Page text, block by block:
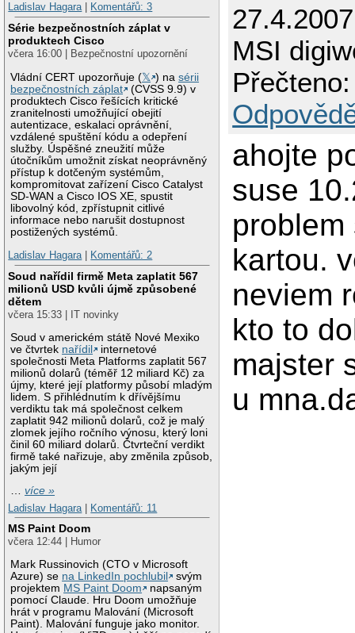
Ladislav Hagara| Komentářů: 3
Série bezpečnostních záplat v
produktech Cisco
včera 16:00 | Bezpečnostní upozornění
Vládní CERT upozorňuje (𝕏 ) nasérii
bezpečnostních záplat
(CVSS 9.9) v
produktech Cisco řešících kritické
zranitelnosti umožňující obejití
autentizace, eskalaci oprávnění,
vzdálené spuštění kódu a odepření
služby. Úspěšné zneužití může
útočníkům umožnit získat neoprávněný
přístup k dotčeným systémům,
kompromitovat zařízení Cisco Catalyst
SD-WAN a Cisco IOS XE, spustit
libovolný kód, zpřístupnit citlivé
informace nebo narušit dostupnost
postižených systémů.
Ladislav Hagara| Komentářů: 2
Soud nařídil firmě Meta zaplatit 567
milionů USD kvůli újmě způsobené
dětem
včera 15:33 | IT novinky
Soud v americkém státě Nové Mexiko
ve čtvrtek nařídil
internetové
společnosti Meta Platforms zaplatit 567
milionů dolarů (téměř 12 miliard Kč) za
újmy, které její platformy působí mladým
lidem. S přihlédnutím k dřívějšímu
verdiktu tak má společnost celkem
zaplatit 942 milionů dolarů, což je malý
zlomek jejího ročního výnosu, který loni
činil 60 miliard dolarů. Čtvrteční verdikt
firmě také nařizuje, aby změnila způsob,
jakým její
…více »
Ladislav Hagara
Komentářů: 11
MS Paint Doom
včera 12:44 | Humor
Mark Russinovich (CTO v Microsoft
Azure) se na LinkedIn pochlubil
svým
projektem MS Paint Doom
napsaným
pomocí Claude. Hru Doom umožňuje
hrát v programu Malování (Microsoft
Paint). Malování funguje jako monitor.
MSI
ahojte
suse
kartou.
neviem
kto to
majster
u